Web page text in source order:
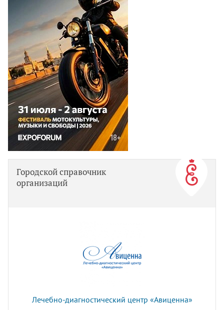
Городской справочник
организаций
Лечебно-диагностический центр «Авиценна»